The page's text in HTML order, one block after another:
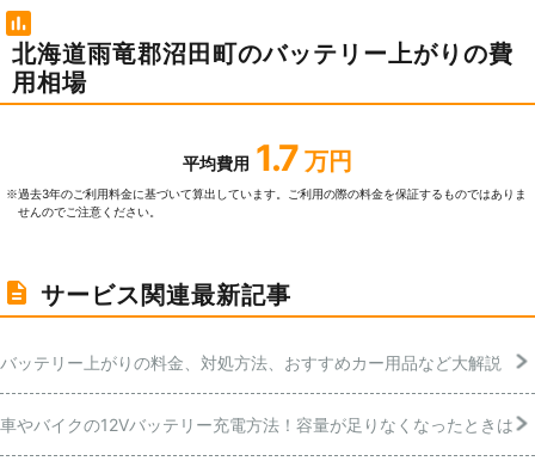
北海道雨竜郡沼田町のバッテリー上がりの費
用相場
平均費用 1.7 万円
※過去3年のご利⽤料⾦に基づいて算出しています。ご利⽤の際の料⾦を保証するものではありま
せんのでご注意ください。
サービス関連最新記事
バッテリー上がりの料金、対処方法、おすすめカー用品など大解説
車やバイクの12Vバッテリー充電方法！容量が足りなくなったときは